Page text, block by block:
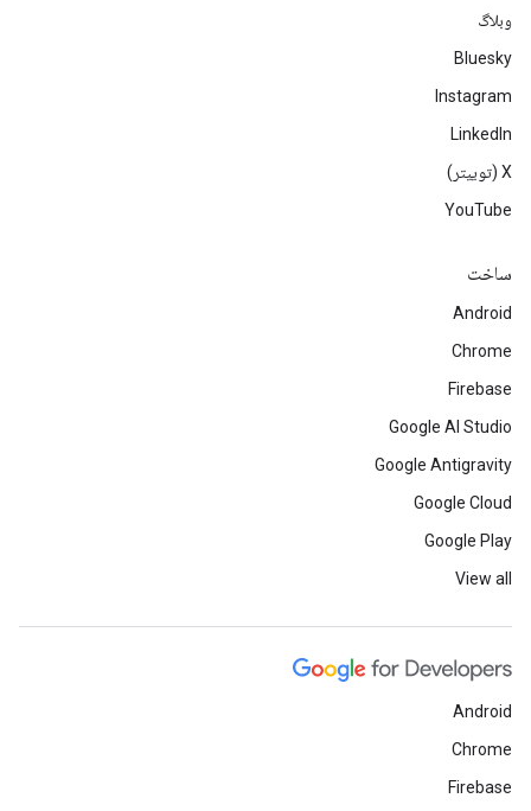
وبلاگ
Bluesky
Instagram
LinkedIn
‫X (توییتر)
YouTube
ساخت
Android
Chrome
Firebase
Google AI Studio
Google Antigravity
Google Cloud
Google Play
View all
Android
Chrome
Firebase